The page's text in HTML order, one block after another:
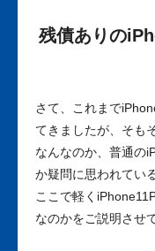
残債ありの
さて、これまで
てきましたが、そも
なんなのか、普通の
か疑問に思われてい
ここで軽く
なのかをご説明させ